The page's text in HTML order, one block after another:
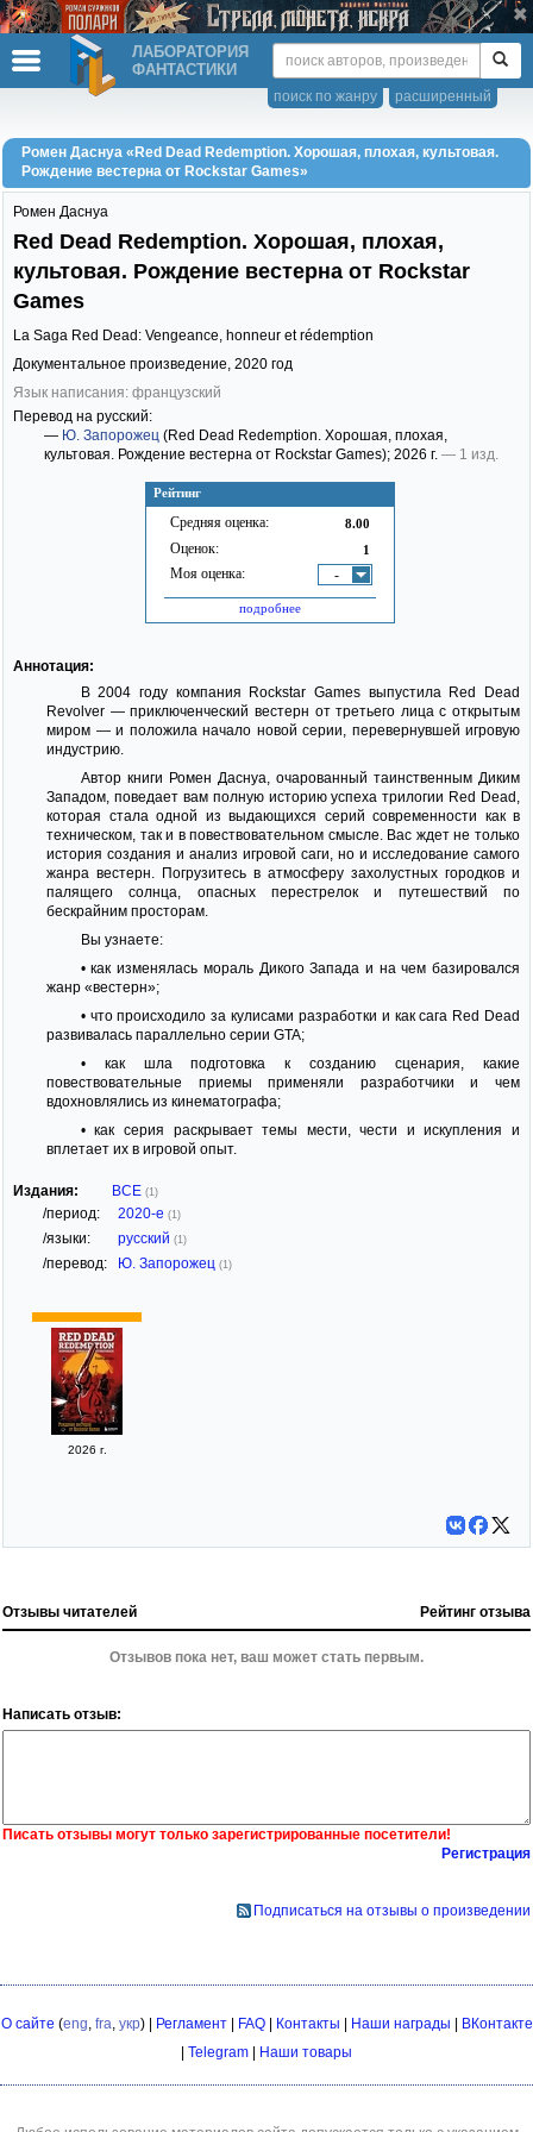
ЛАБОРАТОРИЯ
ФАНТАСТИКИ
расширенный
поиск по жанру
Ромен Даснуа «Red Dead Redemption. Хорошая, плохая, культовая.
Рождение вестерна от Rockstar Games»
Рейтинг
Средняя оценка: 8.00
Оценок: 1
Моя оценка: -
подробнее
Ромен Даснуа
Red Dead Redemption. Хорошая, плохая,
культовая. Рождение вестерна от Rockstar
Games
La Saga Red Dead: Vengeance, honneur et rédemption
Документальное произведение, 2020 год
Язык написания: французский
Перевод на русский:
— Ю. Запорожец (Red Dead Redemption. Хорошая, плохая,
культовая. Рождение вестерна от Rockstar Games); 2026 г. — 1 изд.
Аннотация:
В 2004 году компания Rockstar Games выпустила Red Dead
Revolver — приключенческий вестерн от третьего лица с открытым
миром — и положила начало новой серии, перевернувшей игровую
индустрию.
Автор книги Ромен Даснуа, очарованный таинственным Диким
Западом, поведает вам полную историю успеха трилогии Red Dead,
которая стала одной из выдающихся серий современности как в
техническом, так и в повествовательном смысле. Вас ждет не только
история создания и анализ игровой саги, но и исследование самого
жанра вестерн. Погрузитесь в атмосферу захолустных городков и
палящего солнца, опасных перестрелок и путешествий по
бескрайним просторам.
Вы узнаете:
• как изменялась мораль Дикого Запада и на чем базировался
жанр «вестерн»;
• что происходило за кулисами разработки и как сага Red Dead
развивалась параллельно серии GTA;
• как шла подготовка к созданию сценария, какие
повествовательные приемы применяли разработчики и чем
вдохновлялись из кинематографа;
• как серия раскрывает темы мести, чести и искупления и
вплетает их в игровой опыт.
Издания: ВСЕ (1)
/период: 2020-е (1)
/языки: русский (1)
/перевод: Ю. Запорожец (1)
2026 г.
Отзывы читателей Рейтинг отзыва
Отзывов пока нет, ваш может стать первым.
Написать отзыв:
Писать отзывы могут только зарегистрированные посетители!
Регистрация
Подписаться на отзывы о произведении
О сайте (eng fra укр) | Регламент| FAQ| Контакты | Наши награды | ВКонтакте
| Telegram | Наши товары